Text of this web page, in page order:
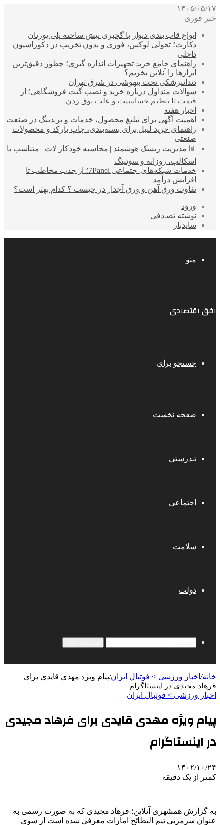
۱۴۰۵/۰۵/۱۷
خبر فوری
انواع قاب بندی دیوار با گچبری پیش ساخته پلی یورتان
دکارت؛ تحولی لوکس، فوری و بدون تخریب در دکوراسیون
داخلی
راهنمای جامع خرید تجهیزات اندازه گیری؛ چطور دقیق‌ترین
ابزارها را آنلاین بخریم؟
دندانپزشکی تحت بیهوشی در شرق تهران
سوالات متداول درباره خرید و نصب گیت فروشگاهی؛ از
قیمت تا تنظیم حساسیت و علت بوق زدن
اخبار هفته
اهمیت آگهی برای تبلیغ محصول، خدمات و برندینگ در صنعت
راهنمای خرید لیبل برای بسته‌بندی، چاپ بارکد و محصولات
صنعتی
📊 مدیریت ریسک هوشمند | محاسبه خودکار لات | متناسب با
اسکالپ، روزانه و سوئینگ
خدمات شبکه‌های اجتماعی 7Panel؛ از جذب مخاطب تا
افزایش درآمد
تفاوت ورق آهن و ورق آجدار در چیست ؟ کدام بهتر است؟
ورود
نوشته تصادفی
سایدبار
منو
افق اقتصادی
جستجو برای
صفحه نخست
تندرستی
اجتماعی
سلامت
دولت
خانه/ اخبار ورزشی > فوتبال ايران/پیام ویژه مهدی قایدی برای
فرهاد مجیدی در اینستاگرام
اخبار ورزشی > فوتبال ايران
پیام ویژه مهدی قایدی برای فرهاد مجیدی
در اینستاگرام
۱۴۰۲/۱۰/۲۴
کمتر از یک دقیقه
به گزارش همشهری آنلاین؛ فرهاد مجیدی که به صورت رسمی به
عنوان سرمربی تیم البطائح امارات معرفی شده است از سوی